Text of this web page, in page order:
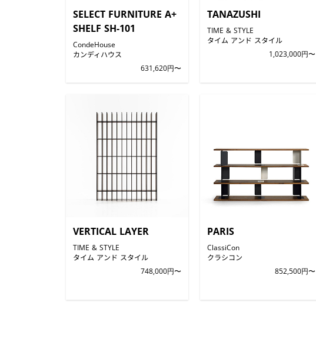
SELECT FURNITURE A+
SHELF SH-101
CondeHouse
カンディハウス
631,620円〜
TANAZUSHI
TIME & STYLE
タイム アンド スタイル
1,023,000円〜
VERTICAL LAYER
TIME & STYLE
タイム アンド スタイル
748,000円〜
PARIS
ClassiCon
クラシコン
852,500円〜